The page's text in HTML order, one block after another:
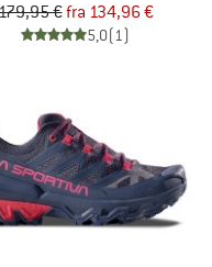
€fra 134,96 €
5,0(1)